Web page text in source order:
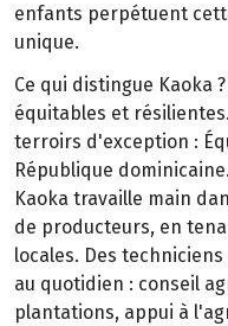
enfants perpétuent
unique.
Ce qui distingue Kaoka
équitables et
terroirs d'exception :
République
Kaoka travaille main
de producteurs, en
locales. Des
au quotidien : conseil
plantations, appui à